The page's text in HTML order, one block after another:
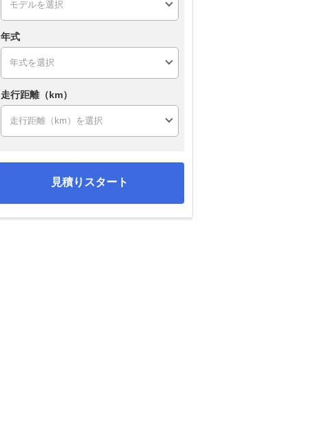
年式
走行距離（km）
見積りスタート